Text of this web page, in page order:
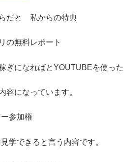
だと 私からの特典
の無料レポート
ぎになればとYOUTUBEを使った
容になっています。
参加権
学できると言う内容です。